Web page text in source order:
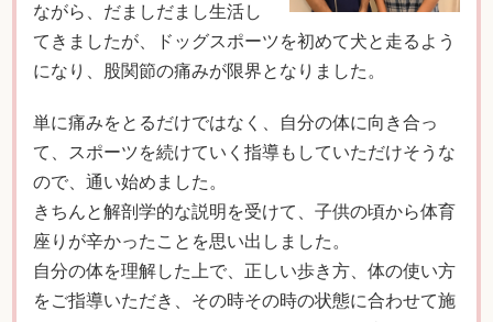
ながら、だましだまし生活し
てきましたが、ドッグスポーツを初めて犬と走るよう
になり、股関節の痛みが限界となりました。
単に痛みをとるだけではなく、自分の体に向き合っ
て、スポーツを続けていく指導もしていただけそうな
ので、通い始めました。
きちんと解剖学的な説明を受けて、子供の頃から体育
座りが辛かったことを思い出しました。
自分の体を理解した上で、正しい歩き方、体の使い方
をご指導いただき、その時その時の状態に合わせて施